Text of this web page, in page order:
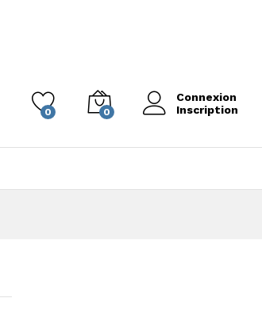
0 0
Connexion
Inscription